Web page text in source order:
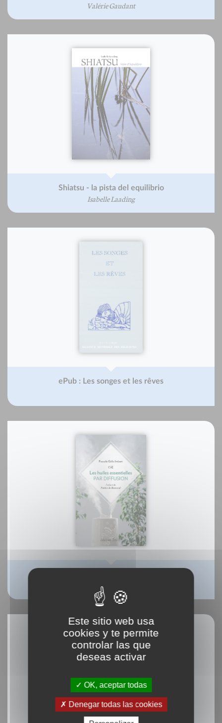
Valérie Gaudant
Shiatsu - la pista del equilibrio
Isabelle Laading
ePub : Les songes et les rêves
Pascale Gélis Imbert
Este sitio web usa
cookies y te permite
controlar las que
deseas activar
OK, aceptar todas
Denegar todas las cookies